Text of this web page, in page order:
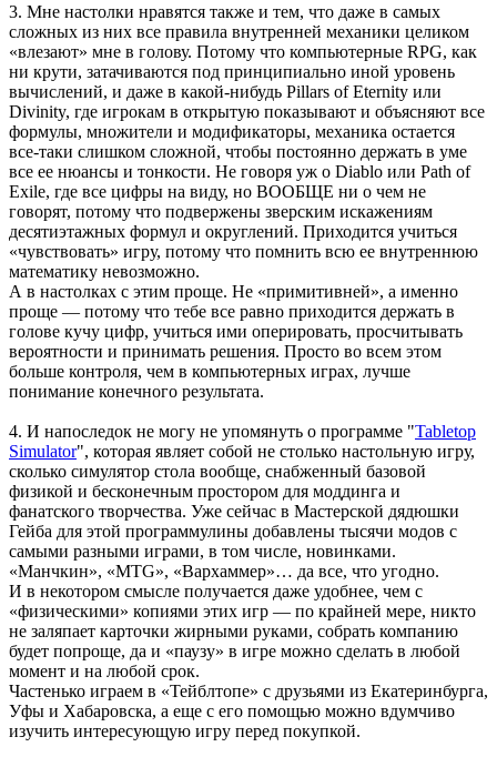
3. Мне настолки нравятся также и тем, что даже в самых
сложных из них все правила внутренней механики целиком
«влезают» мне в голову. Потому что компьютерные RPG, как
ни крути, затачиваются под принципиально иной уровень
вычислений, и даже в какой-нибудь Pillars of Eternity или
Divinity, где игрокам в открытую показывают и объясняют все
формулы, множители и модификаторы, механика остается
все-таки слишком сложной, чтобы постоянно держать в уме
все ее нюансы и тонкости. Не говоря уж о Diablo или Path of
Exile, где все цифры на виду, но ВООБЩЕ ни о чем не
говорят, потому что подвержены зверским искажениям
десятиэтажных формул и округлений. Приходится учиться
«чувствовать» игру, потому что помнить всю ее внутреннюю
математику невозможно.
А в настолках с этим проще. Не «примитивней», а именно
проще — потому что тебе все равно приходится держать в
голове кучу цифр, учиться ими оперировать, просчитывать
вероятности и принимать решения. Просто во всем этом
больше контроля, чем в компьютерных играх, лучше
понимание конечного результата.
4. И напоследок не могу не упомянуть о программе "Tabletop
Simulator", которая являет собой не столько настольную игру,
сколько симулятор стола вообще, снабженный базовой
физикой и бесконечным простором для моддинга и
фанатского творчества. Уже сейчас в Мастерской дядюшки
Гейба для этой программулины добавлены тысячи модов с
самыми разными играми, в том числе, новинками.
«Манчкин», «MTG», «Вархаммер»… да все, что угодно.
И в некотором смысле получается даже удобнее, чем с
«физическими» копиями этих игр — по крайней мере, никто
не заляпает карточки жирными руками, собрать компанию
будет попроще, да и «паузу» в игре можно сделать в любой
момент и на любой срок.
Частенько играем в «Тейблтопе» с друзьями из Екатеринбурга,
Уфы и Хабаровска, а еще с его помощью можно вдумчиво
изучить интересующую игру перед покупкой.